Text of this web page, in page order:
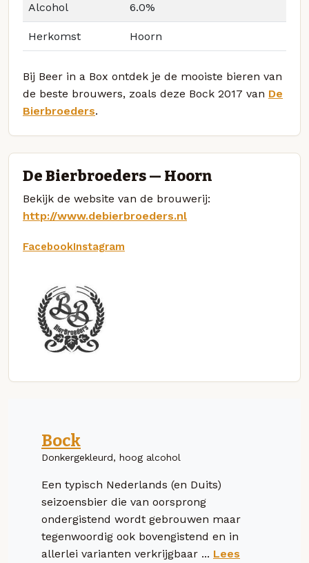
Alcohol 6.0%
Herkomst Hoorn
Bij Beer in a Box ontdek je de mooiste bieren van
de beste brouwers, zoals deze Bock 2017 van De
Bierbroeders.
De Bierbroeders — Hoorn
Bekijk de website van de brouwerij:
http://www.debierbroeders.nl
FacebookInstagram
Bock
Donkergekleurd, hoog alcohol
Een typisch Nederlands (en Duits)
seizoensbier die van oorsprong
ondergistend wordt gebrouwen maar
tegenwoordig ook bovengistend en in
allerlei varianten verkrijgbaar ... Lees